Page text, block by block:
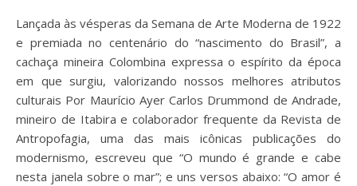
Lançada às vésperas da Semana de Arte Moderna de 1922
e premiada no centenário do “nascimento do Brasil”, a
cachaça mineira Colombina expressa o espírito da época
em que surgiu, valorizando nossos melhores atributos
culturais Por Maurício Ayer Carlos Drummond de Andrade,
mineiro de Itabira e colaborador frequente da Revista de
Antropofagia, uma das mais icônicas publicações do
modernismo, escreveu que “O mundo é grande e cabe
nesta janela sobre o mar”; e uns versos abaixo: “O amor é